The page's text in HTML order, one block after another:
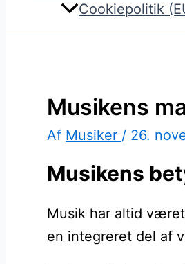
Cookiepolitik
Musikens
Af Musiker / 26.
Musikens
Musik har altid
en integreret del af